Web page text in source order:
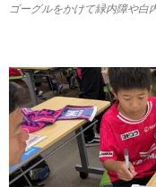
ゴーグルをかけて緑内障や白